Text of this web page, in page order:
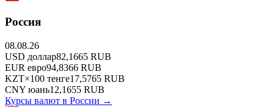
Россия
08.08.26
USD доллар82,1665 RUB
EUR евро94,8366 RUB
KZT×100 тенге17,5765 RUB
CNY юань12,1655 RUB
Курсы валют в России →